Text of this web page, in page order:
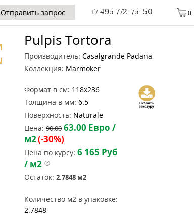
0
+7 495 772-75-50
Отправить запрос
Pulpis Tortora
Производитель: Casalgrande Padana
Коллекция: Marmoker
Формат в см: 118x236
Толщина в мм: 6.5
Поверхность: Naturale
Цена: 90.00 63.00 Евро /
м2(-30%)
Цена по курсу: 6 165 Руб
/ м2
Остаток: 2.7848 м2
Количество м2 в упаковке:
2.7848